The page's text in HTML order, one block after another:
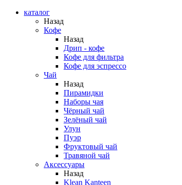
каталог
Назад
Кофе
Назад
Дрип - кофе
Кофе для фильтра
Кофе для эспрессо
Чай
Назад
Пирамидки
Наборы чая
Чёрный чай
Зелёный чай
Улун
Пуэр
Фруктовый чай
Травяной чай
Аксессуары
Назад
Klean Kanteen